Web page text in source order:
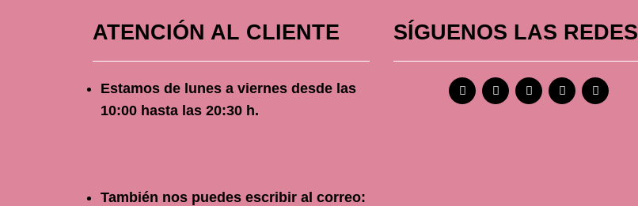
ATENCIÓN AL CLIENTE
Estamos de lunes a viernes desde las
10:00 hasta las 20:30 h.
También nos puedes escribir al correo:
SÍGUENOS LAS REDES